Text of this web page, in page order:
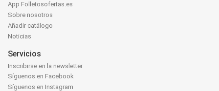
App Folletosofertas.es
Sobre nosotros
Añadir catálogo
Noticias
Servicios
Inscribirse en la newsletter
Síguenos en Facebook
Síguenos en Instagram